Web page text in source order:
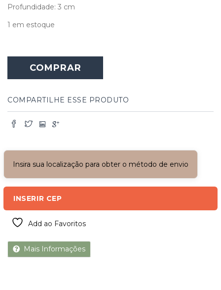
Profundidade: 3 cm
1 em estoque
COMPRAR
COMPARTILHE ESSE PRODUTO
Insira sua localização para obter o método de envio
INSERIR CEP
Add ao Favoritos
Mais Informações